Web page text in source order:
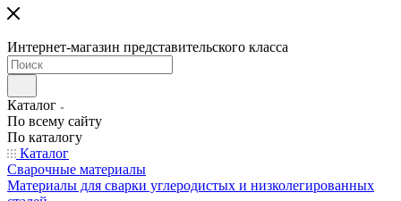
Интернет-магазин представительского класса
Каталог
По всему сайту
По каталогу
Каталог
Сварочные материалы
Материалы для сварки углеродистых и низколегированных